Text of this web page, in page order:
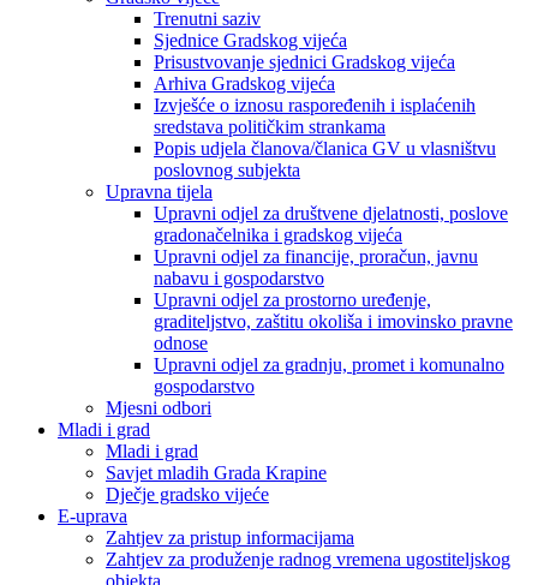
Trenutni saziv
Sjednice Gradskog vijeća
Prisustvovanje sjednici Gradskog vijeća
Arhiva Gradskog vijeća
Izvješće o iznosu raspoređenih i isplaćenih
sredstava političkim strankama
Popis udjela članova/članica GV u vlasništvu
poslovnog subjekta
Upravna tijela
Upravni odjel za društvene djelatnosti, poslove
gradonačelnika i gradskog vijeća
Upravni odjel za financije, proračun, javnu
nabavu i gospodarstvo
Upravni odjel za prostorno uređenje,
graditeljstvo, zaštitu okoliša i imovinsko pravne
odnose
Upravni odjel za gradnju, promet i komunalno
gospodarstvo
Mjesni odbori
Mladi i grad
Mladi i grad
Savjet mladih Grada Krapine
Dječje gradsko vijeće
E-uprava
Zahtjev za pristup informacijama
Zahtjev za produženje radnog vremena ugostiteljskog
objekta